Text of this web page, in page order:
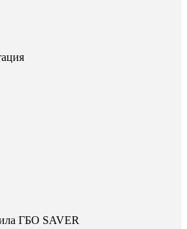
ГБО SAVER